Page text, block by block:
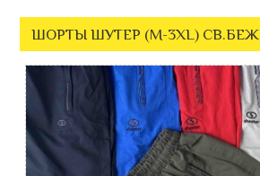
ШОРТЫ ШУТЕР (M-3XL)